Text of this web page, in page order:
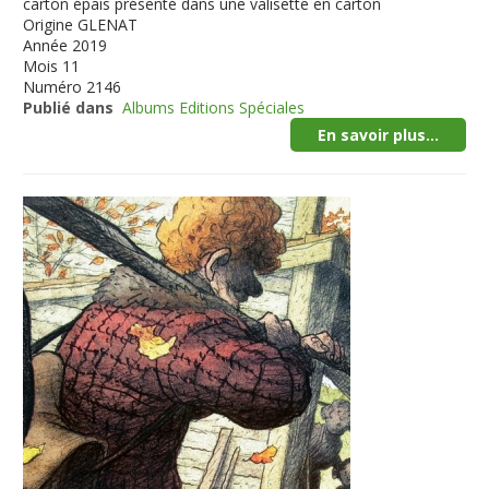
Origine GLENAT
Année 2019
Mois 11
Numéro 2146
Publié dans Albums Editions Spéciales
En savoir plus...